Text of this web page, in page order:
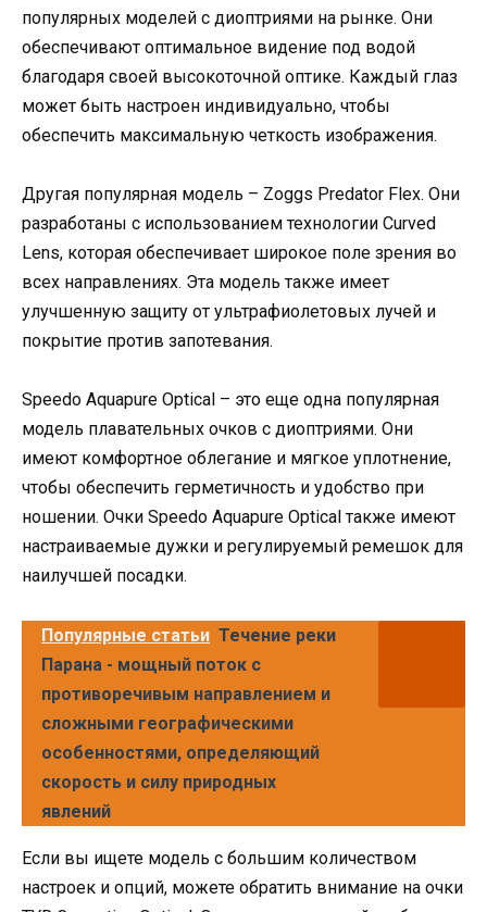
популярных моделей с диоптриями на рынке. Они
обеспечивают оптимальное видение под водой
благодаря своей высокоточной оптике. Каждый глаз
может быть настроен индивидуально, чтобы
обеспечить максимальную четкость изображения.
Другая популярная модель – Zoggs Predator Flex. Они
разработаны с использованием технологии Curved
Lens, которая обеспечивает широкое поле зрения во
всех направлениях. Эта модель также имеет
улучшенную защиту от ультрафиолетовых лучей и
покрытие против запотевания.
Speedo Aquapure Optical – это еще одна популярная
модель плавательных очков с диоптриями. Они
имеют комфортное облегание и мягкое уплотнение,
чтобы обеспечить герметичность и удобство при
ношении. Очки Speedo Aquapure Optical также имеют
настраиваемые дужки и регулируемый ремешок для
наилучшей посадки.
Популярные статьи Течение реки
Парана - мощный поток с
противоречивым направлением и
сложными географическими
особенностями, определяющий
скорость и силу природных
явлений
Если вы ищете модель с большим количеством
настроек и опций, можете обратить внимание на очки